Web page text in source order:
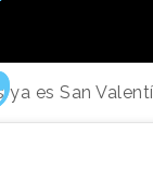
ya es San